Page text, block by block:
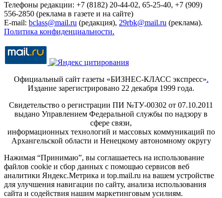
Телефоны редакции: +7 (8182) 20-44-02, 65-25-40, +7 (909)
556-2850 (реклама в газете и на сайте)
E-mail: bclass@mail.ru (редакция), 29rbk@mail.ru (реклама).
Политика конфиденциальности.
Официальный сайт газеты «БИЗНЕС-КЛАСС экспресс».
Издание зарегистрировано 22 декабря 1999 года.
Свидетельство о регистрации ПИ №ТУ-00302 от 07.10.2011
выдано Управлением Федеральной службы по надзору в
сфере связи,
информационных технологий и массовых коммуникаций по
Архангельской области и Ненецкому автономному округу
Нажимая “Принимаю”, вы соглашаетесь на использование
файлов cookie и сбор данных с помощью сервисов веб
аналитики Яндекс.Метрика и top.mail.ru на вашем устройстве
для улучшения навигации по сайту, анализа использования
сайта и содействия нашим маркетинговым усилиям.